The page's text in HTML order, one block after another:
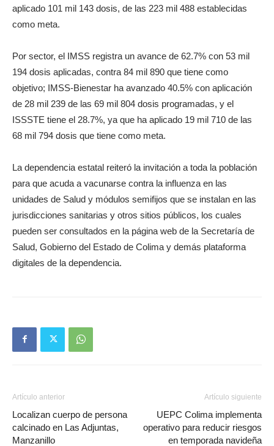
aplicado 101 mil 143 dosis, de las 223 mil 488 establecidas
como meta.
Por sector, el IMSS registra un avance de 62.7% con 53 mil
194 dosis aplicadas, contra 84 mil 890 que tiene como
objetivo; IMSS-Bienestar ha avanzado 40.5% con aplicación
de 28 mil 239 de las 69 mil 804 dosis programadas, y el
ISSSTE tiene el 28.7%, ya que ha aplicado 19 mil 710 de las
68 mil 794 dosis que tiene como meta.
La dependencia estatal reiteró la invitación a toda la población
para que acuda a vacunarse contra la influenza en las
unidades de Salud y módulos semifijos que se instalan en las
jurisdicciones sanitarias y otros sitios públicos, los cuales
pueden ser consultados en la página web de la Secretaría de
Salud, Gobierno del Estado de Colima y demás plataforma
digitales de la dependencia.
Artículo anterior
Localizan cuerpo de persona
calcinado en Las Adjuntas,
Manzanillo
Artículo siguiente
UEPC Colima implementa
operativo para reducir riesgos
en temporada navideña